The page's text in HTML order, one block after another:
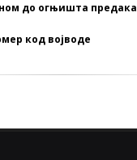
до огњишта предака
код војводе